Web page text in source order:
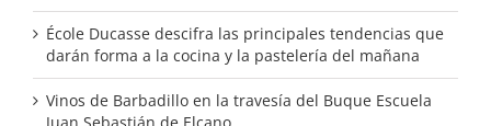
École Ducasse descifra las principales tendencias que
darán forma a la cocina y la pastelería del mañana
Vinos de Barbadillo en la travesía del Buque Escuela